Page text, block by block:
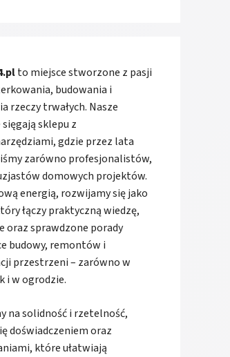
to miejsce stworzone z pasji
budowania i
rzeczy trwałych. Nasze
sklepu z
gdzie przez lata
zarówno profesjonalistów,
domowych projektów.
energią, rozwijamy się jako
łączy praktyczną wiedzę,
oraz sprawdzone porady
budowy, remontów i
przestrzeni – zarówno w
i w ogrodzie.
na solidność i rzetelność,
doświadczeniem oraz
które ułatwiają